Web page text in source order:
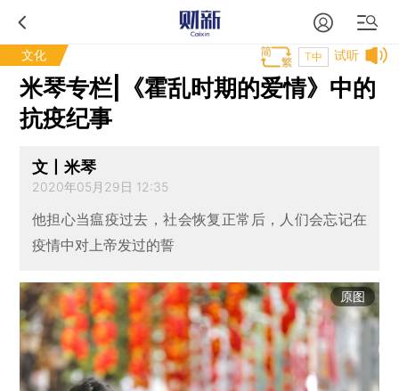
文化 试听
T中
米琴专栏|《霍乱时期的爱情》中的
抗疫纪事
文丨米琴
2020年05月29日 12:35
他担心当瘟疫过去，社会恢复正常后，人们会忘记在
疫情中对上帝发过的誓
原图